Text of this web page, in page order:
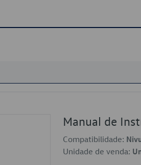
Manual de
Compatibilidade:
Unidade de venda: